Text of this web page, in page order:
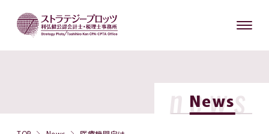
news
News